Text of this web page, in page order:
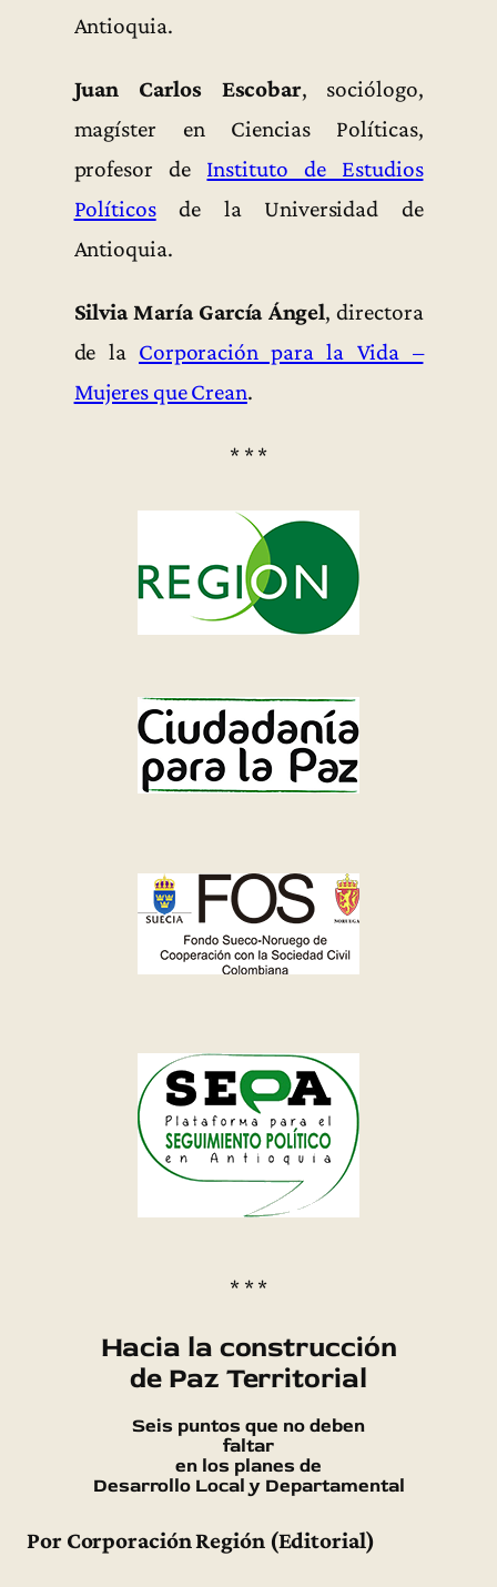
Antioquia.
Juan Carlos Escobar, sociólogo,
magíster en Ciencias Políticas,
profesor de Instituto de Estudios
Políticosde la Universidad de
Antioquia.
Silvia María García Ángel, directora
de la Corporación para la Vida –
Mujeres que Crean.
* * *
* * *
Hacia la construcción
de Paz Territorial
Seis puntos que no deben
faltar
en los planes de
Desarrollo Local y Departamental
Por Corporación Región (Editorial)